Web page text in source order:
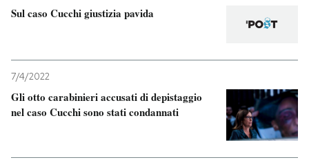
Sul caso Cucchi giustizia pavida
7/4/2022
Gli otto carabinieri accusati di depistaggio
nel caso Cucchi sono stati condannati